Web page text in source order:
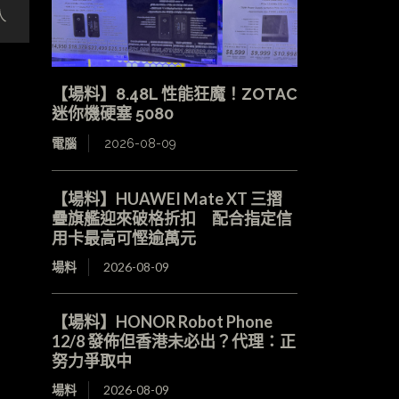
【場料】8.48L 性能狂魔！ZOTAC
迷你機硬塞 5080
電腦 2026-08-09
【場料】HUAWEI Mate XT 三摺
疊旗艦迎來破格折扣 配合指定信
用卡最高可慳逾萬元
場料 2026-08-09
【場料】HONOR Robot Phone
12/8 發佈但香港未必出？代理：正
努力爭取中
場料 2026-08-09